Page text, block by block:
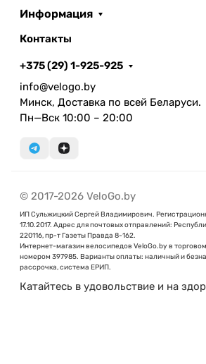
Информация
Контакты
+375 (29) 1-925-925
info@velogo.by
Минск, Доставка по всей Беларуси.
Пн—Вск 10:00 – 20:00
© 2017-2026 VeloGo.by
ИП Сульжицкий Сергей Владимирович.
17.10.2017. Адрес для почтовых отправлений:
220116, пр-т Газеты Правда 8-162.
Интернет-магазин велосипедов VeloGo.by в торговом
номером 397985. Варианты оплаты: наличный и
рассрочка, система ЕРИП.
Катайтесь в удовольствие и на